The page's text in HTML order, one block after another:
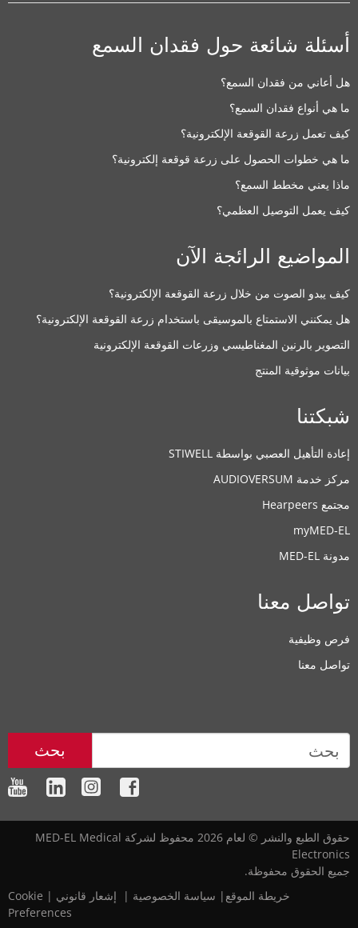
أسئلة شائعة حول فقدان السمع
هل أعاني من فقدان السمع؟
ما هي أنواع فقدان السمع؟
كيف تعمل زرعة القوقعة الإلكترونية؟
ما هي خطوات الحصول على زرعة قوقعة إلكترونية؟
ماذا يعني مخطط السمع؟
كيف يعمل التوصيل العظمي؟
المواضيع الرائجة الآن
كيف يبدو الصوت من خلال زرعة القوقعة الإلكترونية؟
هل يمكنني الاستمتاع بالموسيقى باستخدام زرعة القوقعة الإلكترونية؟
التصوير بالرنين المغناطيسي وزرعات القوقعة الإلكترونية
بيانات موثوقية المنتج
شبكتنا
إعادة التأهيل العصبي بواسطة STIWELL
مركز خدمة AUDIOVERSUM
مجتمع Hearpeers
myMED‑EL
مدونة MED-EL
تواصل معنا
فرص وظيفية
تواصل معنا
بحث
حقوق الطبع والنشر © لعام 2026 محفوظ لشركة MED-EL Medical
Electronics
جميع الحقوق محفوظة.
خريطة الموقع
|‎ سياسة الخصوصية |‎ إشعار قانوني |
Cookie
Preferences